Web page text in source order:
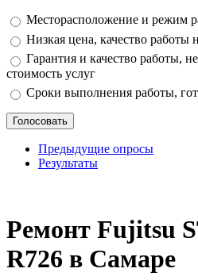
Варианты
Месторасположение и режим
Низкая цена, качество работы
Гарантия и качество работы,
стоимость услуг
Сроки выполнения работы,
Предыдущие опросы
Результаты
Ремонт Fujitsu
R726 в Самаре